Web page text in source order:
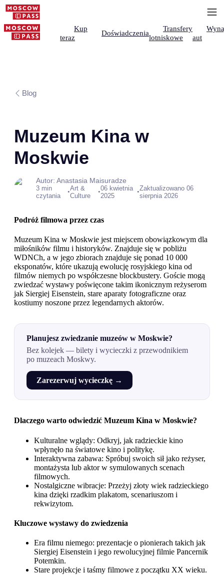
Kup
teraz
Doświadczenia
Transfery
lotniskowe
aut
Blog
Muzeum Kina w
Moskwie
Autor: Anastasia Maisuradze
3 min
czytania
•Art &
Culture
•06 kwietnia
2025
•Zaktualizowano 06
sierpnia 2026
Podróż filmowa przez czas
Muzeum Kina w Moskwie jest miejscem obowiązkowym dla
miłośników filmu i historyków. Znajduje się w pobliżu
WDNCh, a w jego zbiorach znajduje się ponad 10 000
eksponatów, które ukazują ewolucję rosyjskiego kina od
filmów niemych po współczesne blockbustery. Goście mogą
zwiedzać wystawy poświęcone takim ikonicznym reżyserom
jak Siergiej Eisenstein, stare aparaty fotograficzne oraz
kostiumy noszone przez legendarnych aktorów.
Planujesz zwiedzanie muzeów w Moskwie?
Bez kolejek — bilety i wycieczki z przewodnikiem
po muzeach Moskwy.
Zarezerwuj wycieczkę →
Dlaczego warto odwiedzić Muzeum Kina w Moskwie?
Kulturalne wglądy: Odkryj, jak radzieckie kino
wpłynęło na światowe kino i politykę.
Interaktywna zabawa: Spróbuj swoich sił jako reżyser,
montażysta lub aktor w symulowanych scenach
filmowych.
Nostalgiczne wibracje: Przeżyj złoty wiek radzieckiego
kina dzięki rzadkim plakatom, scenariuszom i
rekwizytom.
Kluczowe wystawy do zwiedzenia
Era filmu niemego: prezentacje o pionierach takich jak
Siergiej Eisenstein i jego rewolucyjnej filmie Pancernik
Potemkin.
Stare projekcje i taśmy filmowe z początku XX wieku.